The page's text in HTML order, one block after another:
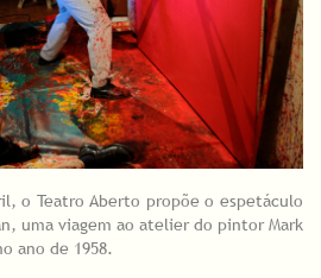
o Teatro Aberto propõe o espetáculo
uma viagem ao atelier do pintor Mark
ano de 1958.